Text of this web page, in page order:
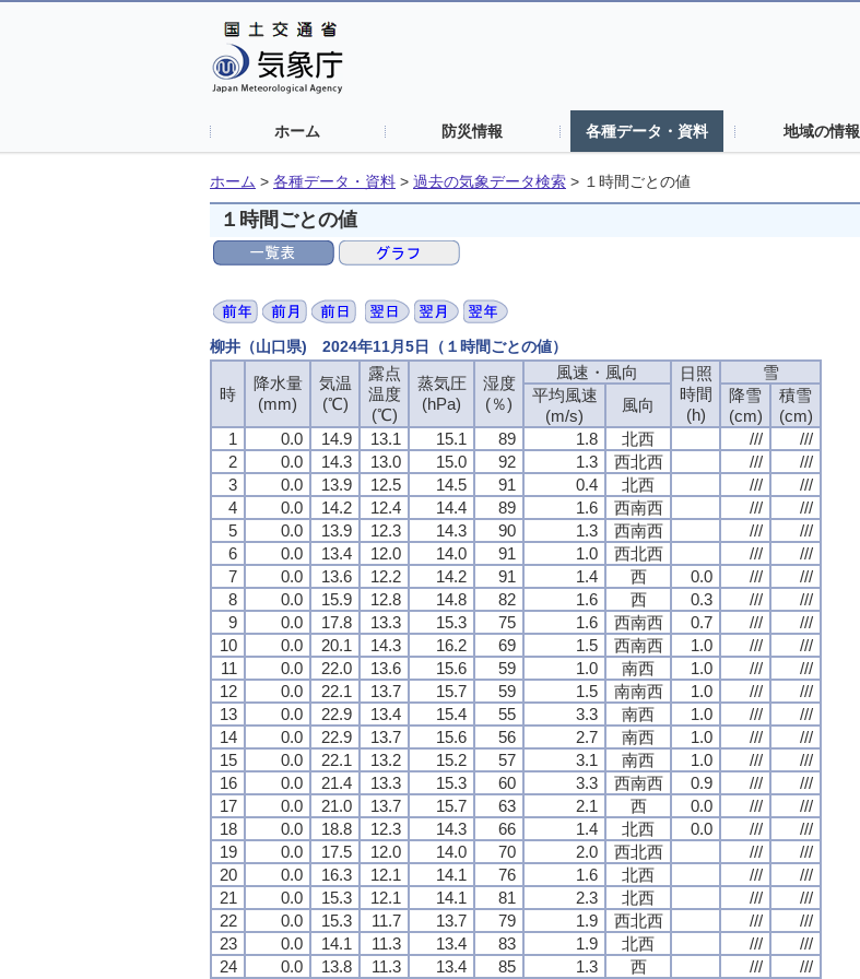
ホーム 防災情報 各種データ・資料 地域の情報
ホーム > 各種データ・資料 > 過去の気象データ検索 > １時間ごとの値
１時間ごとの値
柳井（山口県) 2024年11月5日（１時間ごとの値）
時
降水量
(mm)
気温
(℃)
露点
温度
(℃)
蒸気圧
(hPa)
湿度
(％)
風速・風向
日照
時間
(h)
雪
平均風速
(m/s)
風向
降雪
(cm)
積雪
(cm)
1
0.0 14.9 13.1 15.1 89 1.8 北西 ///
///
2
0.0 14.3 13.0 15.0 92 1.3 西北西 ///
///
3
0.0 13.9 12.5 14.5 91 0.4 北西 ///
///
4
0.0 14.2 12.4 14.4 89 1.6 西南西 ///
///
5
0.0 13.9 12.3 14.3 90 1.3 西南西 ///
///
6
0.0 13.4 12.0 14.0 91 1.0 西北西 ///
///
7
0.0 13.6 12.2 14.2 91 1.4 西 0.0 ///
///
8
0.0 15.9 12.8 14.8 82 1.6 西 0.3 ///
///
9
0.0 17.8 13.3 15.3 75 1.6 西南西 0.7 ///
///
10
0.0 20.1 14.3 16.2 69 1.5 西南西 1.0 ///
///
11
0.0 22.0 13.6 15.6 59 1.0 南西 1.0 ///
///
12
0.0 22.1 13.7 15.7 59 1.5 南南西 1.0 ///
///
13
0.0 22.9 13.4 15.4 55 3.3 南西 1.0 ///
///
14
0.0 22.9 13.7 15.6 56 2.7 南西 1.0 ///
///
15
0.0 22.1 13.2 15.2 57 3.1 南西 1.0 ///
///
16
0.0 21.4 13.3 15.3 60 3.3 西南西 0.9 ///
///
17
0.0 21.0 13.7 15.7 63 2.1 西 0.0 ///
///
18
0.0 18.8 12.3 14.3 66 1.4 北西 0.0 ///
///
19
0.0 17.5 12.0 14.0 70 2.0 西北西 ///
///
20
0.0 16.3 12.1 14.1 76 1.6 北西 ///
///
21
0.0 15.3 12.1 14.1 81 2.3 北西 ///
///
22
0.0 15.3 11.7 13.7 79 1.9 西北西 ///
///
23
0.0 14.1 11.3 13.4 83 1.9 北西 ///
///
24
0.0 13.8 11.3 13.4 85 1.3 西 /// ///